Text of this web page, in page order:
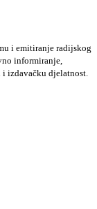
i emitiranje radijskog
informiranje,
izdavačku djelatnost.